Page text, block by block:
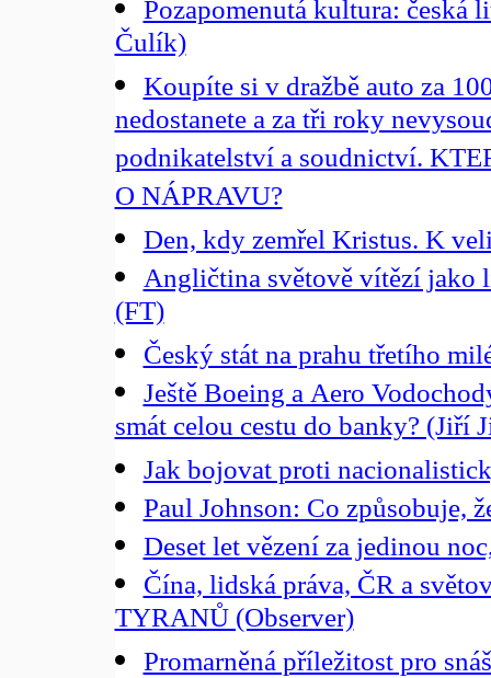
Pozapomenutá kultura: česká
Čulík)
Koupíte si v dražbě auto za
nedostanete a za tři roky
podnikatelství a soudnictví.
O NÁPRAVU?
Den, kdy zemřel Kristus. K
Angličtina světově vítězí jako
(FT)
Český stát na prahu třetího
Ještě Boeing a Aero
smát celou cestu do banky? (Jiří
Jak bojovat proti
Paul Johnson: Co způsobuje,
Deset let vězení za jedinou
Čína, lidská práva, ČR a
TYRANŮ (Observer)
Promarněná příležitost pro